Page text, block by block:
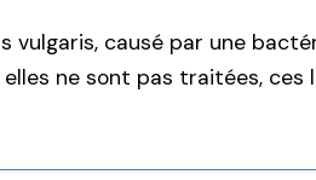
vulgaris, causé par une
elles ne sont pas traitées,